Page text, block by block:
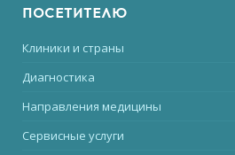
ПОСЕТИТЕЛЮ
Клиники и страны
Диагностика
Направления медицины
Сервисные услуги